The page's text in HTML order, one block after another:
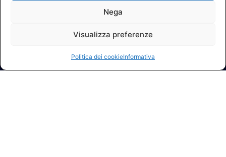
Nega
Visualizza preferenze
Politica dei cookieInformativa